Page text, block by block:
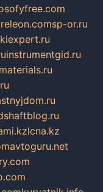
sp-or.ru
instrumentgid.ru
lcna.kz
avtoguru.net